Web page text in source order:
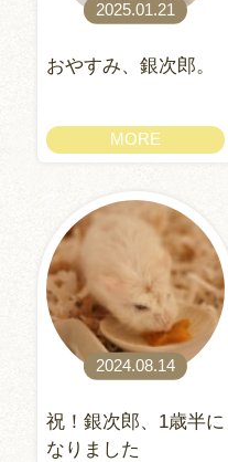
2025.01.21
おやすみ、銀次郎。
MORE
2024.08.14
祝！銀次郎、1歳半に
なりました